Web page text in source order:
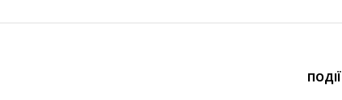
ПОДІЇ